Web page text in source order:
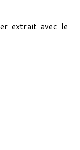
extrait avec le